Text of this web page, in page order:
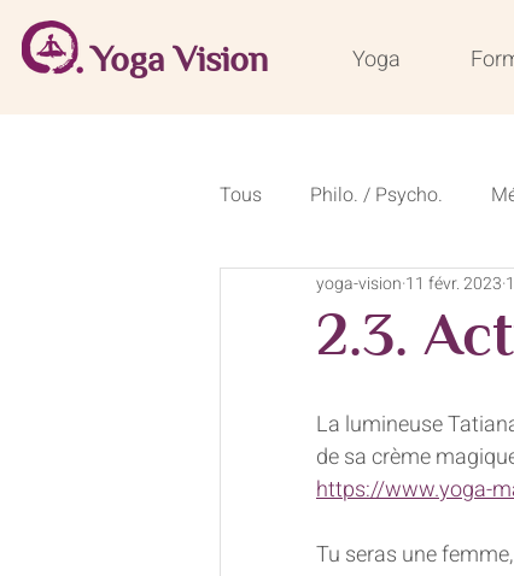
Yoga Vision Yoga
Tous Philo. / Psycho.
Conseils de saison
2.3.
yoga-vision 11 févr. 2023
La lumineuse
de sa crème
https://www.yoga-
Tu seras une